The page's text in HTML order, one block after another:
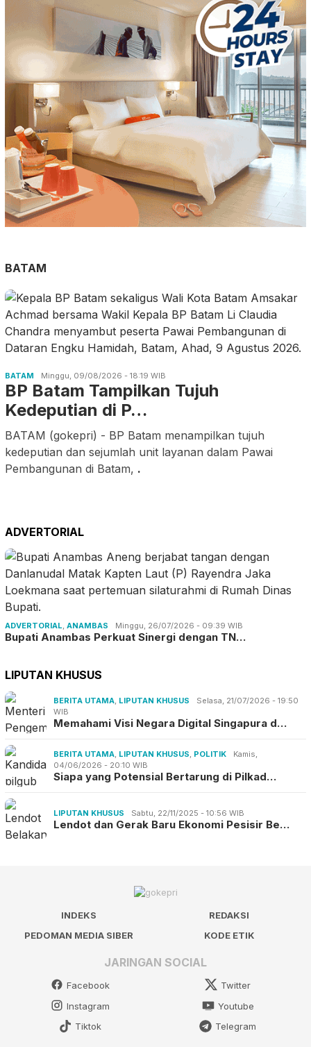
BATAM
BATAM Minggu, 09/08/2026 - 18:19 WIB
BP Batam Tampilkan Tujuh
Kedeputian di P…
BATAM (gokepri) - BP Batam menampilkan tujuh
kedeputian dan sejumlah unit layanan dalam Pawai
Pembangunan di Batam, .
ADVERTORIAL
ADVERTORIAL ANAMBAS Minggu, 26/07/2026 - 09:39 WIB
Bupati Anambas Perkuat Sinergi dengan TN…
LIPUTAN KHUSUS
BERITA UTAMA LIPUTAN KHUSUS
Selasa, 21/07/2026 - 19:50
WIB
Memahami Visi Negara Digital Singapura d…
BERITA UTAMA LIPUTAN KHUSUS POLITIK
Kamis,
04/06/2026 - 20:10 WIB
Siapa yang Potensial Bertarung di Pilkad…
LIPUTAN KHUSUS Sabtu, 22/11/2025 - 10:56 WIB
Lendot dan Gerak Baru Ekonomi Pesisir Be…
INDEKS
REDAKSI
PEDOMAN MEDIA SIBER
KODE ETIK
JARINGAN SOCIAL
Facebook
Twitter
Instagram
Youtube
Tiktok
Telegram